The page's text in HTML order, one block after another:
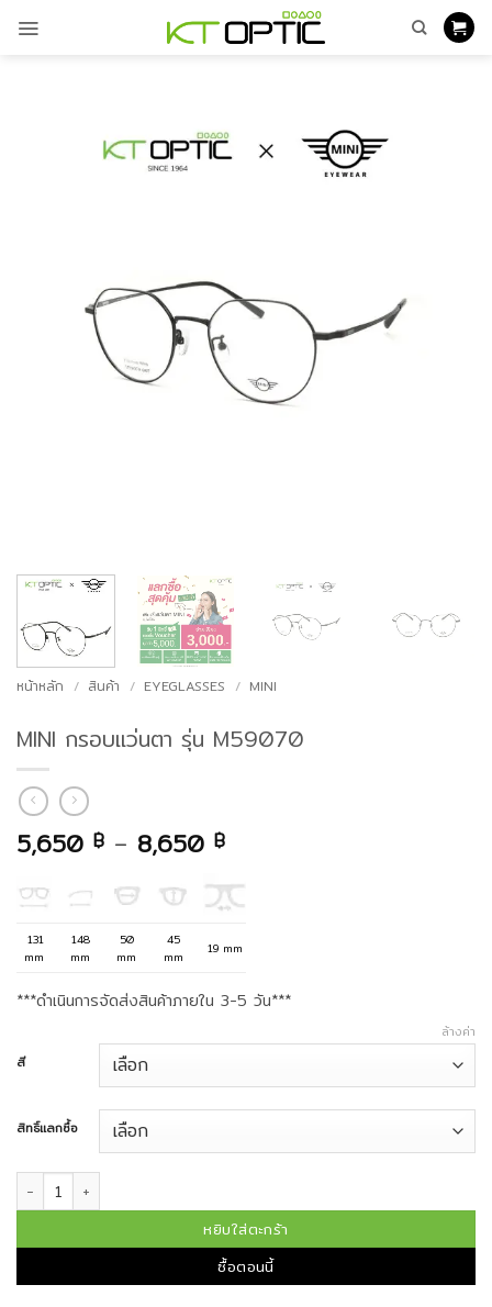
หน้าหลัก / สินค้า / EYEGLASSES / MINI
MINI กรอบแว่นตา รุ่น M59070
5,650 ฿ – 8,650 ฿Price
5,650 ฿
through
131
mm
148
mm
50
mm
45
mm
19 mm
***ดำเนินการจัดส่งสินค้าภายใน 3-5 วัน***
สี
สิทธิ์แลกซื้อ
ล้างค่า
จำนวน MINI กรอบแว่นตา รุ่น M59070 ชิ้น
หยิบใส่ตะกร้า
ซื้อตอนนี้